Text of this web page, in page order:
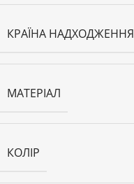
КРАЇНА НАДХОДЖЕННЯ
МАТЕРІАЛ
КОЛІР